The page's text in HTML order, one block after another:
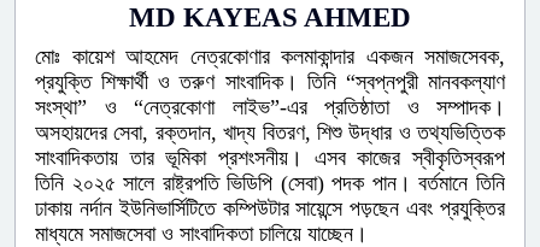
MD KAYEAS AHMED
মোঃ কায়েশ আহমেদ নেত্রকোণার কলমাকান্দার একজন সমাজসেবক,
প্রযুক্তি শিক্ষার্থী ও তরুণ সাংবাদিক। তিনি “স্বপ্নপুরী মানবকল্যাণ
সংস্থা” ও “নেত্রকোণা লাইভ”-এর প্রতিষ্ঠাতা ও সম্পাদক।
অসহায়দের সেবা, রক্তদান, খাদ্য বিতরণ, শিশু উদ্ধার ও তথ্যভিত্তিক
সাংবাদিকতায় তার ভূমিকা প্রশংসনীয়। এসব কাজের স্বীকৃতিস্বরূপ
তিনি ২০২৫ সালে রাষ্ট্রপতি ভিডিপি (সেবা) পদক পান। বর্তমানে তিনি
ঢাকায় নর্দান ইউনিভার্সিটিতে কম্পিউটার সায়েন্সে পড়ছেন এবং প্রযুক্তির
মাধ্যমে সমাজসেবা ও সাংবাদিকতা চালিয়ে যাচ্ছেন।